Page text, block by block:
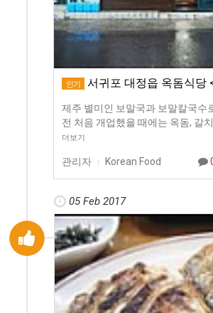
인기 서귀포 대정읍 옥돔식당
제주 별미인 보말국과 보말칼국수
전 처음 개업했을 때에는 옥돔, 갈
더보기
관리자 Korean Food
05 Feb 2017